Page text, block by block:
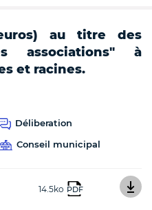
au titre des
associations" à
et racines.
Déliberation
Conseil municipal
14.5ko PDF